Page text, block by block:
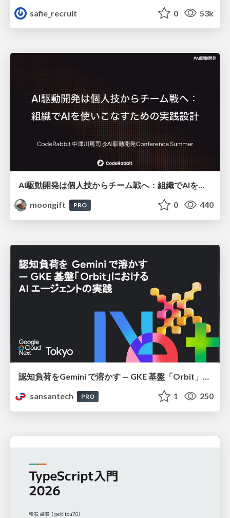
safie_recruit
0 53k
AI駆動開発は個人技からチーム戦へ：組織でAIを使いこなすための実践設計
moongift
PRO 0 440
認知負荷をGemini で溶かす — GKE 基盤「Orbit」における AI エージェントの実践
sansantech
PRO 1 250